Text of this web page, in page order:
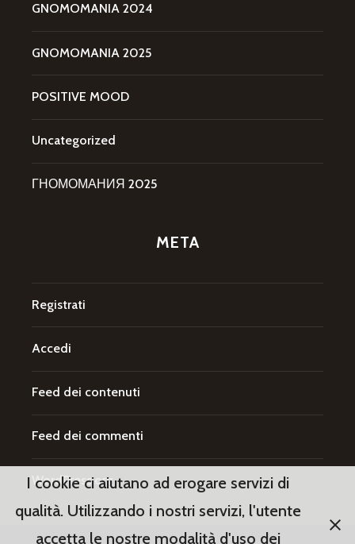
GNOMOMANIA 2024
GNOMOMANIA 2025
POSITIVE MOOD
Uncategorized
ГНОМОМАНИЯ 2025
META
Registrati
Accedi
Feed dei contenuti
Feed dei commenti
WordPress.org
I cookie ci aiutano ad erogare servizi di
qualità. Utilizzando i nostri servizi, l'utente
accetta le nostre modalità d'uso dei